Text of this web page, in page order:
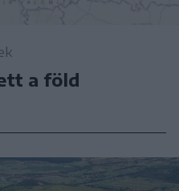
a föld